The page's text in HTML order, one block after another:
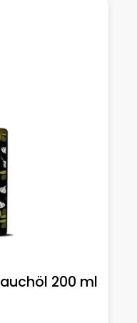
200 ml